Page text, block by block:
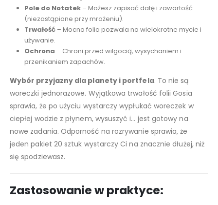
Pole do Notatek– Możesz zapisać datę i zawartość
(niezastąpione przy mrożeniu).
Trwałość– Mocna folia pozwala na wielokrotne mycie i
używanie.
Ochrona – Chroni przed wilgocią, wysychaniem i
przenikaniem zapachów.
Wybór przyjazny dla planety i portfela. To nie są
woreczki jednorazowe. Wyjątkowa trwałość folii Gosia
sprawia, że po użyciu wystarczy wypłukać woreczek w
ciepłej wodzie z płynem, wysuszyć i… jest gotowy na
nowe zadania. Odporność na rozrywanie sprawia, że
jeden pakiet 20 sztuk wystarczy Ci na znacznie dłużej, niż
się spodziewasz.
Zastosowanie w praktyce: